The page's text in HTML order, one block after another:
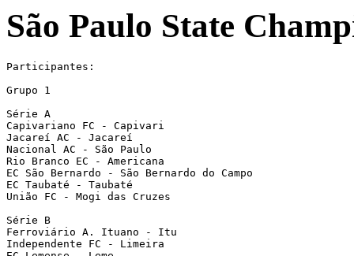
São Paulo State
Participantes:
Grupo 1
Série A
Capivariano FC - Capivari
Jacareí AC - Jacareí
Nacional AC - São Paulo
Rio Branco EC - Americana
EC São Bernardo - São Bernardo do Campo
EC Taubaté - Taubaté
União FC - Mogi das Cruzes
Série B
Ferroviário A. Ituano - Itu
Independente FC - Limeira